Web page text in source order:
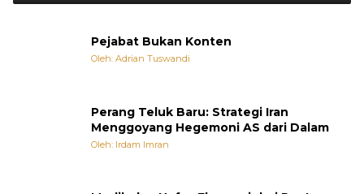
Pejabat Bukan Konten
Oleh: Adrian Tuswandi
Perang Teluk Baru: Strategi Iran
Menggoyang Hegemoni AS dari Dalam
Oleh: Irdam Imran